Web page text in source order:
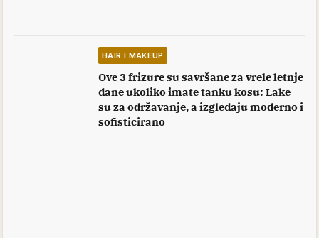
HAIR I MAKEUP
Ove 3 frizure su savršane za vrele letnje
dane ukoliko imate tanku kosu: Lake
su za održavanje, a izgledaju moderno i
sofisticirano